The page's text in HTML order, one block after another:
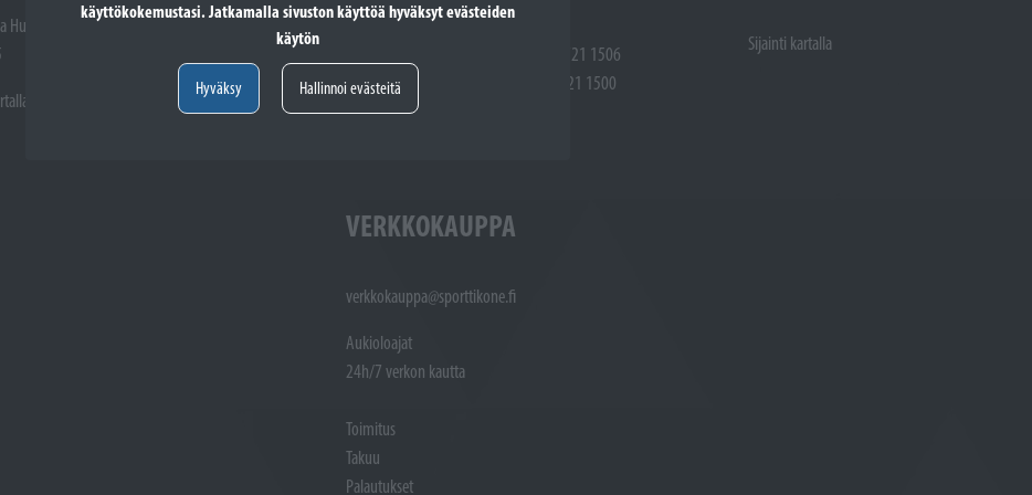
käyttökokemustasi. Jatkamalla sivuston käyttöä hyväksyt evästeiden
käytön
Hyväksy Hallinnoi evästeitä
Huoltotöiden vastaanotto: (02)
Varaosat: (02) 721 1407
Huoltotöiden vastaanotto: 02 7211405
Sijainti kartalla
Varaosat: (02) 721 1506
Myynti : (02) 721 1500
Sijainti kartalla
VERKKOKAUPPA
verkkokauppa@sporttikone.fi
Aukioloajat
24h/7 verkon kautta
Toimitus
Takuu
Palautukset